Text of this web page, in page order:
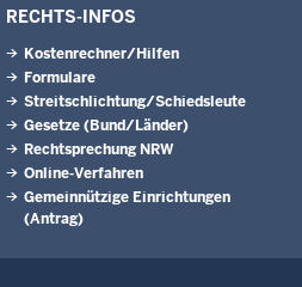
RECHTS-INFOS
Kostenrechner/Hilfen
Formulare
Streitschlichtung/Schiedsleute
Gesetze (Bund/Länder)
Rechtsprechung NRW
Online-Verfahren
Gemeinnützige Einrichtungen
(Antrag)